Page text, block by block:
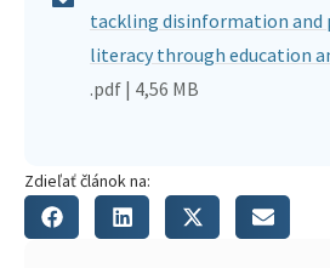
tackling disinformation
literacy through education
.pdf | 4,56 MB
Zdieľať článok na: